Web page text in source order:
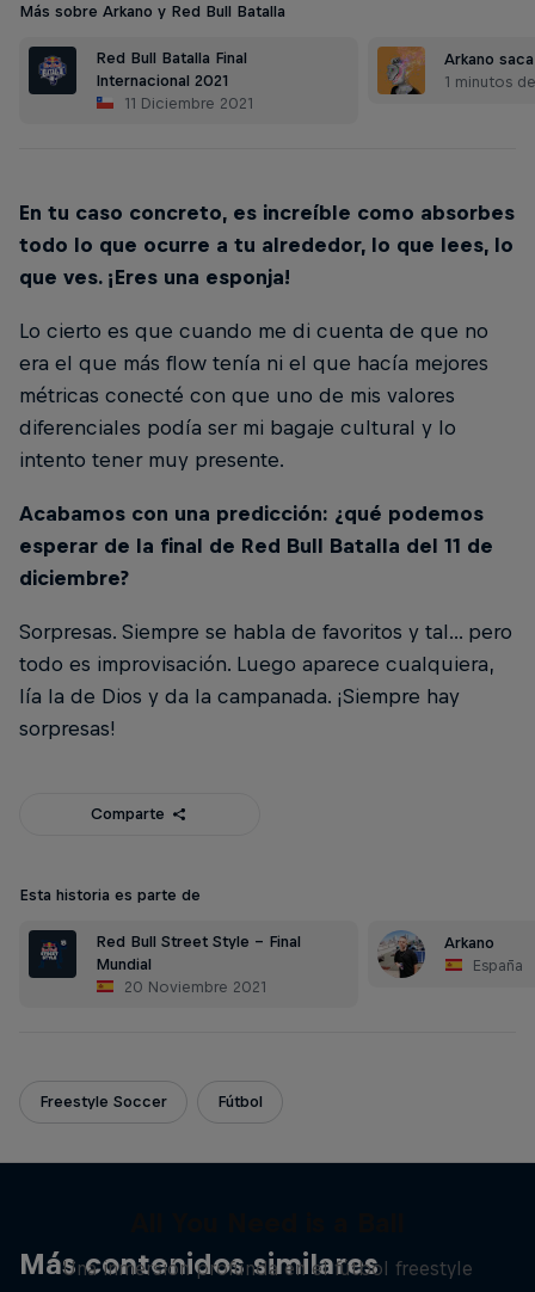
Más sobre Arkano y Red Bull Batalla
Red Bull Batalla Final
Internacional 2021
11 Diciembre 2021
Arkano
1 minutos
En tu caso concreto, es increíble como absorbes
todo lo que ocurre a tu alrededor, lo que lees, lo
que ves. ¡Eres una esponja!
Lo cierto es que cuando me di cuenta de que no
era el que más flow tenía ni el que hacía mejores
métricas conecté con que uno de mis valores
diferenciales podía ser mi bagaje cultural y lo
intento tener muy presente.
Acabamos con una predicción: ¿qué podemos
esperar de la final de Red Bull Batalla del 11 de
diciembre?
Sorpresas. Siempre se habla de favoritos y tal... pero
todo es improvisación. Luego aparece cualquiera,
lía la de Dios y da la campanada. ¡Siempre hay
sorpresas!
Comparte
Esta historia es parte de
Red Bull Street Style - Final
Mundial
20 Noviembre 2021
Arkano
España
Freestyle Soccer Fútbol
Más contenidos similares
Una inmersión profunda en el fútbol freestyle